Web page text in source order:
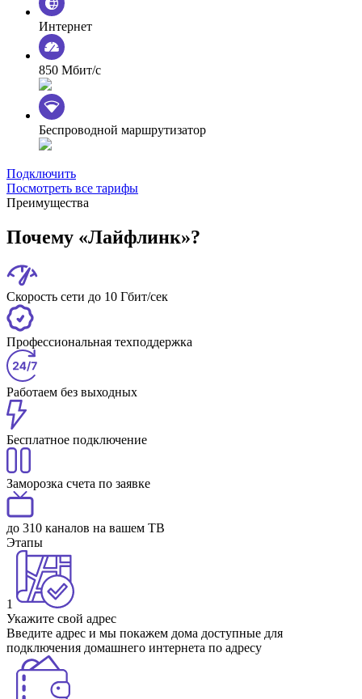
Интернет
850 Мбит/с
Беспроводной маршрутизатор
Подключить
Посмотреть все тарифы
Преимущества
Почему «Лайфлинк»?
Скорость сети до 10 Гбит/сек
Профессиональная техподдержка
Работаем без выходных
Бесплатное подключение
Заморозка счета по заявке
до 310 каналов на вашем ТВ
Этапы
1
Укажите свой адрес
Введите адрес и мы покажем дома доступные для
подключения домашнего интернета по адресу